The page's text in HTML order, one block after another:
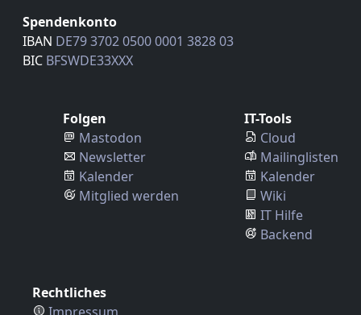
Spendenkonto
IBAN DE79 3702 0500 0001 3828 03
BIC BFSWDE33XXX
Folgen
Mastodon
Newsletter
Kalender
Mitglied werden
IT-Tools
Cloud
Mailinglisten
Kalender
Wiki
IT Hilfe
Backend
Rechtliches